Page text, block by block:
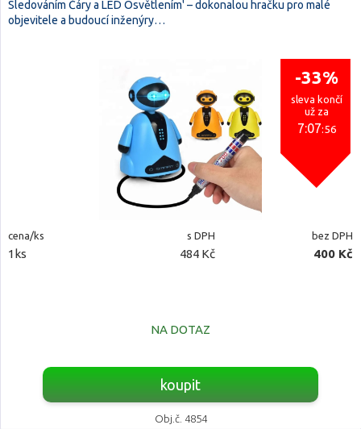
Sledováním Čáry a LED Osvětlením' – dokonalou hračku pro malé
objevitele a budoucí inženýry…
-33%
sleva končí
už za
7:07:54
cena/ks s DPH bez DPH
1ks 484 Kč 400 Kč
NA DOTAZ
koupit
Obj.č. 4854